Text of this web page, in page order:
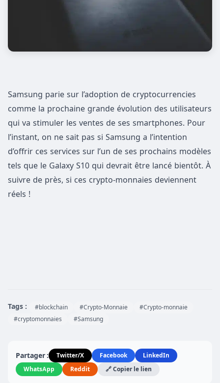
Samsung parie sur l’adoption de cryptocurrencies
comme la prochaine grande évolution des utilisateurs
qui va stimuler les ventes de ses smartphones. Pour
l’instant, on ne sait pas si Samsung a l’intention
d’offrir ces services sur l’un de ses prochains modèles
tels que le Galaxy S10 qui devrait être lancé bientôt. À
suivre de près, si ces crypto-monnaies deviennent
réels !
Tags : #blockchain #Crypto-Monnaie
#Crypto-monnaie
#cryptomonnaies
#Samsung
Partager : Twitter/X Facebook
LinkedIn
WhatsApp
Reddit 🔗 Copier le lien